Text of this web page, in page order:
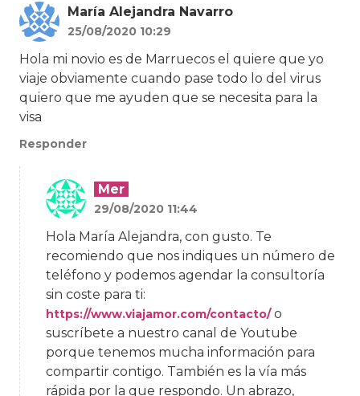
María Alejandra Navarro
25/08/2020 10:29
Hola mi novio es de Marruecos el quiere que yo
viaje obviamente cuando pase todo lo del virus
quiero que me ayuden que se necesita para la
visa
Responder
Mer
29/08/2020 11:44
Hola María Alejandra, con gusto. Te
recomiendo que nos indiques un número de
teléfono y podemos agendar la consultoría
sin coste para ti:
https://www.viajamor.com/contacto/o
suscríbete a nuestro canal de Youtube
porque tenemos mucha información para
compartir contigo. También es la vía más
rápida por la que respondo. Un abrazo,